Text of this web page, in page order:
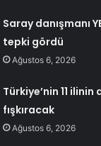
Saray danışmanı
tepki gördü
Ağustos 6, 2026
Türkiye’nin 11 ilinin
fışkıracak
Ağustos 6, 2026